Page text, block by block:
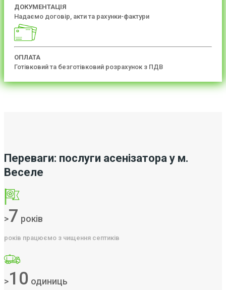
ДОКУМЕНТАЦІЯ
Надаємо договір, акти та рахунки-фактури
ОПЛАТА
Готівковий та безготівковий розрахунок з ПДВ
Переваги: послуги асенізатора у м.
Веселе
>7 років
років працюємо з чищення септиків
>10 одиниць